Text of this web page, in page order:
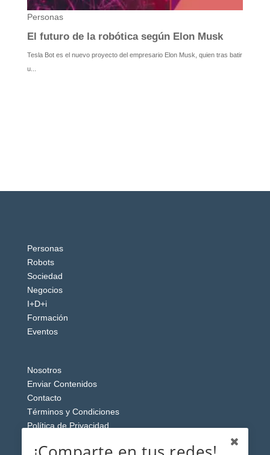
Personas
Robots
Sociedad
Negocios
I+D+i
Formación
Eventos
Nosotros
Enviar Contenidos
Contacto
Términos y Condiciones
Política de Privacidad